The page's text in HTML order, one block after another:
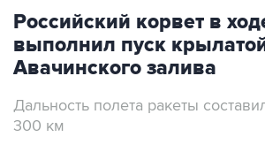
Российский корвет в
выполнил пуск
Авачинского залива
Дальность полета ракеты
300 км